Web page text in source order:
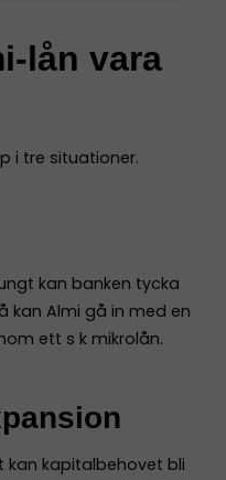
lån vara
i tre situationer.
kan banken tycka
kan Almi gå in med en
ett s k mikrolån.
kapitalbehovet bli